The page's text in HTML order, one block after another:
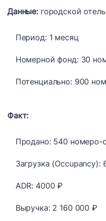
Данные: городской
Период: 1 месяц
Номерной фонд: 30
Потенциально: 900
Факт:
Продано: 540 номеро-
Загрузка (Occupancy):
ADR: 4000 ₽
Выручка: 2 160 000 ₽